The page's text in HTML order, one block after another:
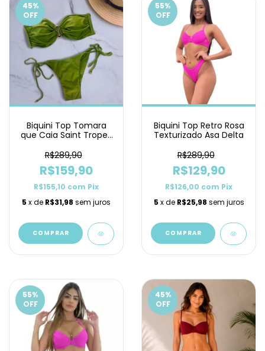
45%
OFF
Biquini Top Tomara
que Caia Saint Tropez
R$289,90
R$159,90
R$155,10 com Pix
5 x de R$31,98 sem juros
COMPRAR
55%
OFF
Biquini Top Retro Rosa
Texturizado Asa Delta
R$289,90
R$129,90
R$126,00 com Pix
5 x de R$25,98 sem juros
COMPRAR
55%
OFF
45%
OFF